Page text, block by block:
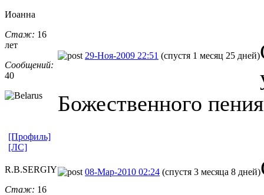
Иоанна
Стаж: 16
лет
Сообщений:
40
29-Ноя-2009 22:51 (спустя 1 месяц 25 дней)
Божественного
[Профиль]
[ЛС]
R.B.SERGIY
Стаж: 16
08-Мар-2010 02:24 (спустя 3 месяца 8 дней)